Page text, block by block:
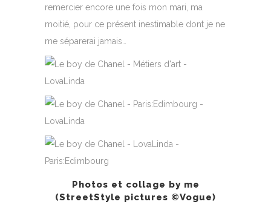
remercier encore une fois mon mari, ma
moitié, pour ce présent inestimable dont je ne
me séparerai jamais…
Photos et collage by me
(StreetStyle pictures ©Vogue)